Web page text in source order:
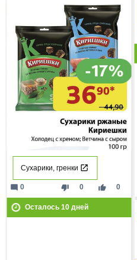
Сухарики, гренки
thumb_down 0 thumb_up 0
mode_comment 0
Осталось 10дней